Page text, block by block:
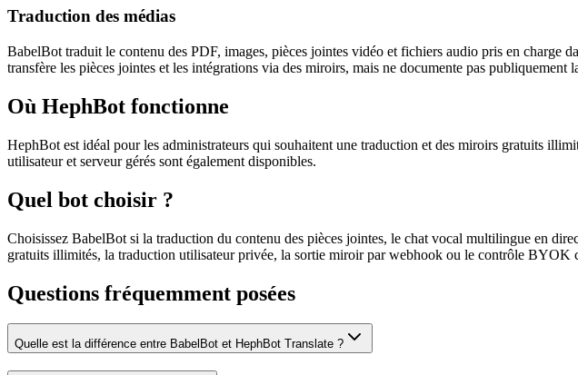
Traduction des médias
BabelBot traduit le contenu des PDF, images, pièces jointes vidéo et fichiers audio pris en charge
transfère les pièces jointes et les intégrations via des miroirs, mais ne documente pas
Où HephBot fonctionne
HephBot est idéal pour les administrateurs qui souhaitent une traduction et des miroirs gratuits
utilisateur et serveur gérés sont également disponibles.
Quel bot choisir ?
Choisissez BabelBot si la traduction du contenu des pièces jointes, le chat vocal multilingue en
gratuits illimités, la traduction utilisateur privée, la sortie miroir par webhook ou le contrôle BYOK
Questions fréquemment posées
Quelle est la différence entre BabelBot et HephBot Translate ?